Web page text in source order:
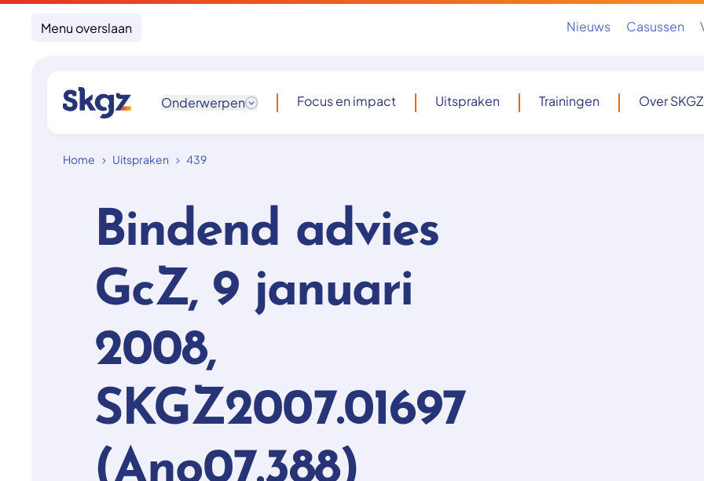
Menu overslaan Nieuws Casussen
Onderwerpen Focus en impact Uitspraken Trainingen Over SKGZ
Home Uitspraken 439
Bindend advies
GcZ, 9 januari
2008,
SKGZ2007.01697
(Ano07.388)